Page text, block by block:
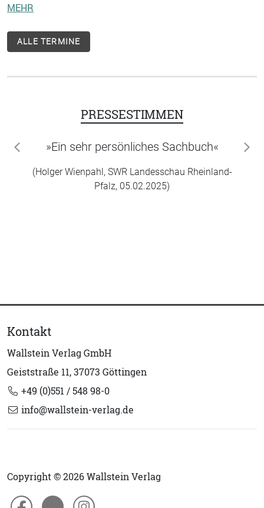
MEHR
ALLE TERMINE
PRESSESTIMMEN
»Ein sehr persönliches Sachbuch«
(Holger Wienpahl, SWR Landesschau Rheinland-
Pfalz, 05.02.2025)
zurück
Kontakt
Wallstein Verlag GmbH
Geiststraße 11, 37073 Göttingen
+49 (0)551 / 548 98-0
info@wallstein-verlag.de
Copyright © 2026 Wallstein Verlag